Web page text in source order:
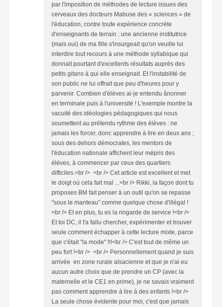
par l'imposition de méthodes de lecture issues des
cerveaux des docteurs Mabuse des « sciences » de
l'éducation, contre toute expérience concrète
d'enseignants de terrain : une ancienne institutrice
(mais oui) de ma fille s'insurgeait qu'on veuille lui
interdire tout recours à une méthode syllabique qui
donnait pourtant d'excellents résultats auprès des
petits gitans à qui elle enseignait. Et l'instabilité de
son public ne lui offrait que peu d'heures pour y
parvenir. Combien d'élèves ai-je entendu ânonner
en terminale puis à l'université ! L'exemple montre la
vacuité des idéologies pédagogiques qui nous
soumettent au prétendu rythme des élèves : ne
jamais les forcer, donc apprendre à lire en deux ans ;
sous des dehors démocrates, les mentors de
l'éducation nationale affichent leur mépris des
élèves, à commencer par ceux des quartiers
difficiles.<br /> <br /> Cet article est excellent et met
le doigt où cela fait mal ...<br /> Rikki, la façon dont tu
proposes BM fait penser à un outil qu'on se repasse
"sous le manteau" comme quelque chose d'illégal !
<br /> Et en plus, tu es la ringarde de service !<br />
Et toi DC, il t'a fallu chercher, expérimenter et trouver
seule comment échapper à cette lecture mixte, parce
que c'était "la mode" !!!<br /> C'est tout de même un
peu fort !<br /> <br /> Personnellement quand je suis
arrivée en zone rurale alsacienne et que je n'ai eu
aucun autre choix que de prendre un CP (avec la
maternelle et le CE1 en prime), je ne savais vraiment
pas comment apprendre à lire à des enfants !<br />
La seule chose évidente pour moi, c'est que jamais